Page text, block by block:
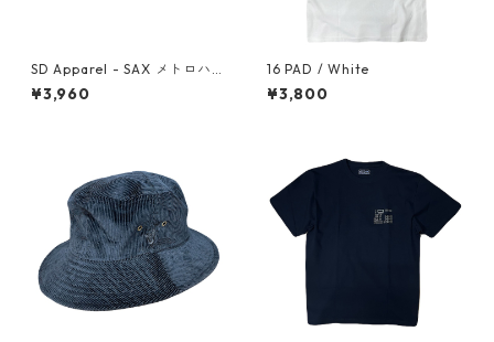
SD Apparel - SAX メトロハッ
ト
¥3,960
16 PAD / White
¥3,800